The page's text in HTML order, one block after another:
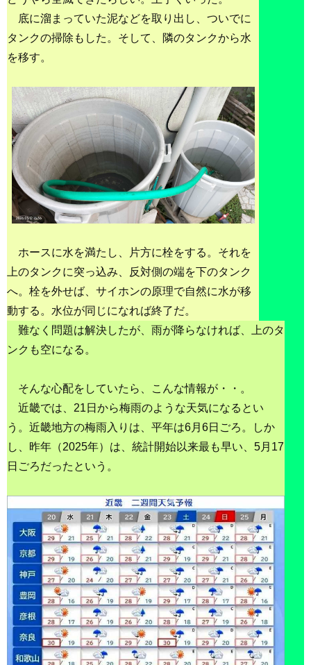
底に溜まっていた泥などを取り出し、ついでに
タンクの掃除もした。そして、隣のタンクから水
を移す。
ホースに水を満たし、片方に栓をする。それを
上のタンクに突っ込み、反対側の端を下のタンク
へ。栓を外せば、サイホンの原理で自然に水が移
動する。水位が同じになれば終了だ。
難なく問題は解決したが、雨が降らなければ、上のタ
ンクも空になる。
そんな心配をしていたら、こんな情報が・・。
近畿では、21日から梅雨のような天気になるとい
う。近畿地方の梅雨入りは、平年は6月6日ごろ。しか
し、昨年（2025年）は、統計開始以来最も早い、5月17
日ごろだったという。